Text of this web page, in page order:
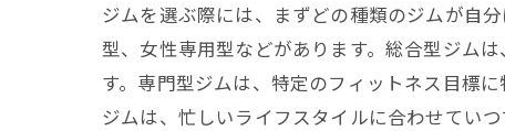
ジムを選ぶ際には、まずどの種類のジムが自
型、女性専用型などがあります。総合型ジム
す。専門型ジムは、特定のフィットネス目標
ジムは、忙しいライフスタイルに合わせてい